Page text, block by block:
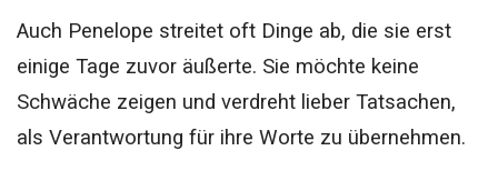
Auch Penelope streitet oft Dinge ab, die sie erst
einige Tage zuvor äußerte. Sie möchte keine
Schwäche zeigen und verdreht lieber Tatsachen,
als Verantwortung für ihre Worte zu übernehmen.